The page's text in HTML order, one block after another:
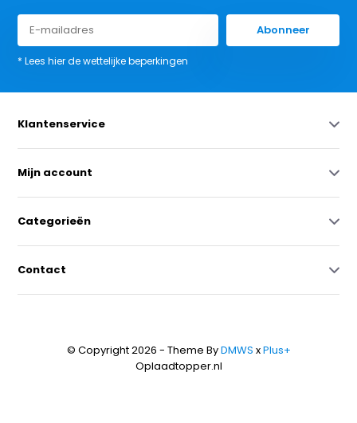
Abonneer
* Lees hier de wettelijke beperkingen
Klantenservice
Mijn account
Categorieën
Contact
© Copyright 2026 - Theme ByDMWS xPlus+
Oplaadtopper.nl